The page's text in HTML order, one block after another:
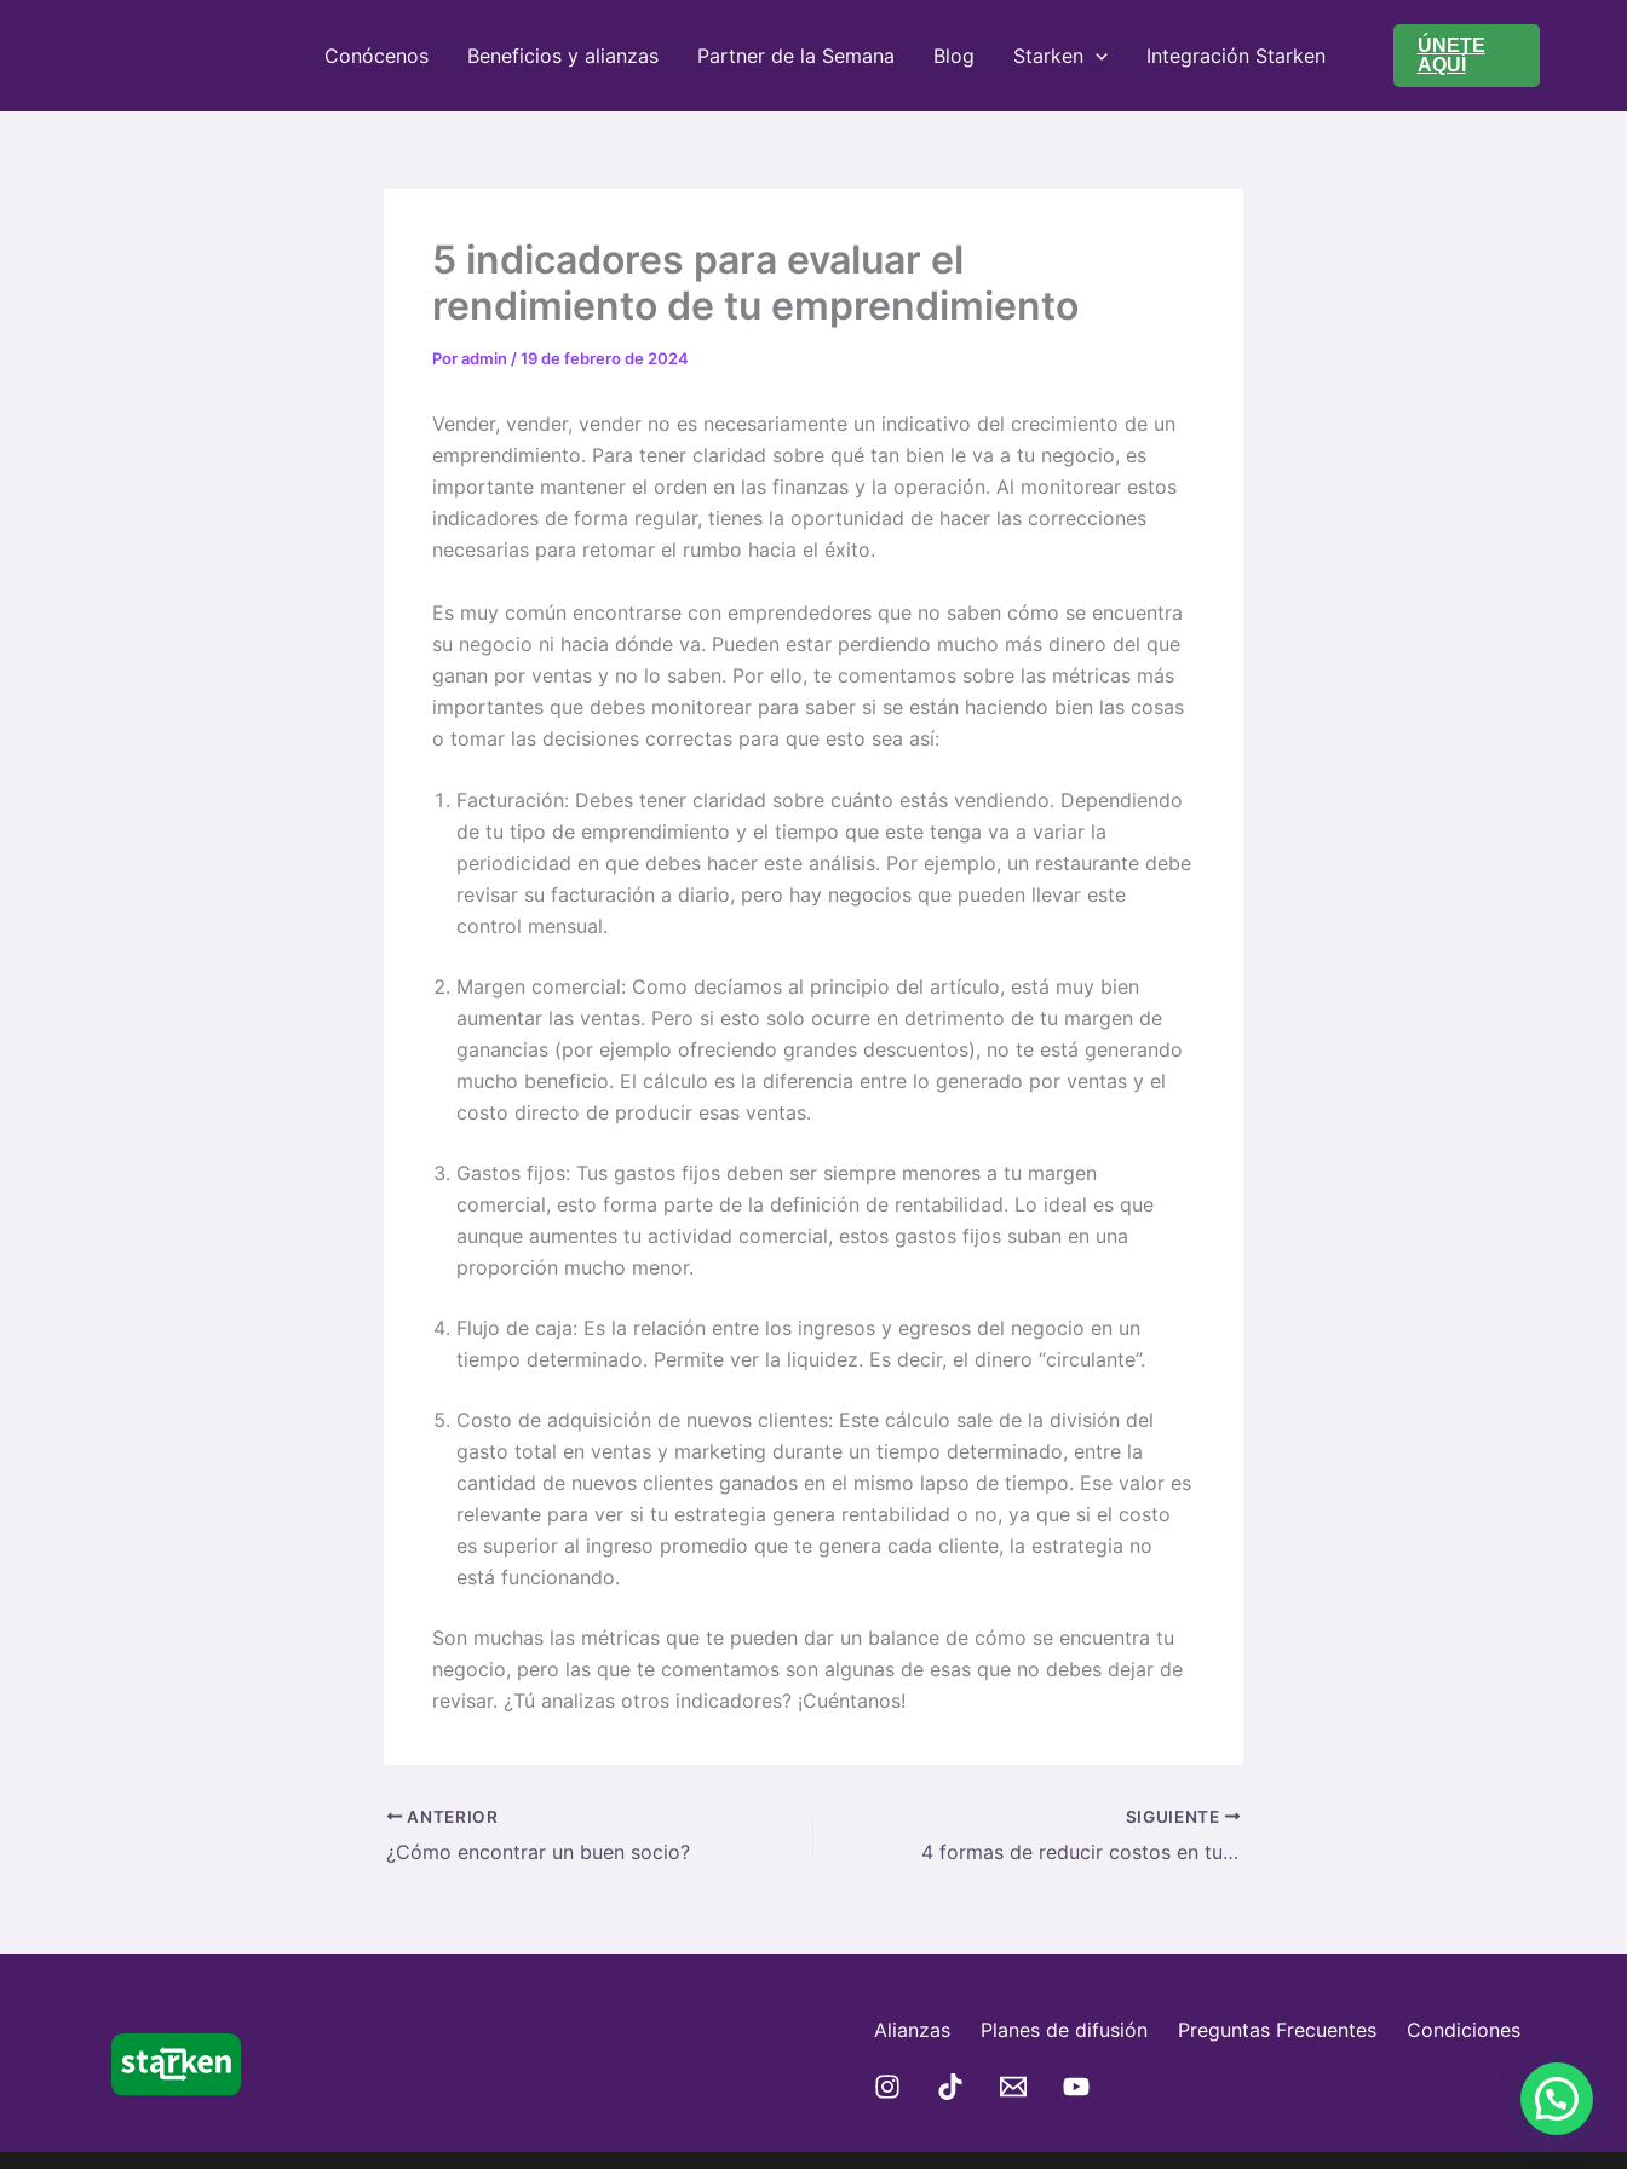
Conócenos Beneficios y alianzas Partner de la Semana Blog Starken Integración Starken
ÚNETE
AQUÍ
5 indicadores para evaluar el
rendimiento de tu emprendimiento
Poradmin /19 de febrero de 2024
Vender, vender, vender no es necesariamente un indicativo del crecimiento de un
emprendimiento. Para tener claridad sobre qué tan bien le va a tu negocio, es
importante mantener el orden en las finanzas y la operación. Al monitorear estos
indicadores de forma regular, tienes la oportunidad de hacer las correcciones
necesarias para retomar el rumbo hacia el éxito.
Es muy común encontrarse con emprendedores que no saben cómo se encuentra
su negocio ni hacia dónde va. Pueden estar perdiendo mucho más dinero del que
ganan por ventas y no lo saben. Por ello, te comentamos sobre las métricas más
importantes que debes monitorear para saber si se están haciendo bien las cosas
o tomar las decisiones correctas para que esto sea así:
Facturación: Debes tener claridad sobre cuánto estás vendiendo. Dependiendo
de tu tipo de emprendimiento y el tiempo que este tenga va a variar la
periodicidad en que debes hacer este análisis. Por ejemplo, un restaurante debe
revisar su facturación a diario, pero hay negocios que pueden llevar este
control mensual.
Margen comercial: Como decíamos al principio del artículo, está muy bien
aumentar las ventas. Pero si esto solo ocurre en detrimento de tu margen de
ganancias (por ejemplo ofreciendo grandes descuentos), no te está generando
mucho beneficio. El cálculo es la diferencia entre lo generado por ventas y el
costo directo de producir esas ventas.
Gastos fijos: Tus gastos fijos deben ser siempre menores a tu margen
comercial, esto forma parte de la definición de rentabilidad. Lo ideal es que
aunque aumentes tu actividad comercial, estos gastos fijos suban en una
proporción mucho menor.
Flujo de caja: Es la relación entre los ingresos y egresos del negocio en un
tiempo determinado. Permite ver la liquidez. Es decir, el dinero “circulante”.
Costo de adquisición de nuevos clientes: Este cálculo sale de la división del
gasto total en ventas y marketing durante un tiempo determinado, entre la
cantidad de nuevos clientes ganados en el mismo lapso de tiempo. Ese valor es
relevante para ver si tu estrategia genera rentabilidad o no, ya que si el costo
es superior al ingreso promedio que te genera cada cliente, la estrategia no
está funcionando.
Son muchas las métricas que te pueden dar un balance de cómo se encuentra tu
negocio, pero las que te comentamos son algunas de esas que no debes dejar de
revisar. ¿Tú analizas otros indicadores? ¡Cuéntanos!
ANTERIOR
¿Cómo encontrar un buen socio?
SIGUIENTE
4 formas de reducir costos en tu negocio
Alianzas Planes de difusión Preguntas Frecuentes Condiciones